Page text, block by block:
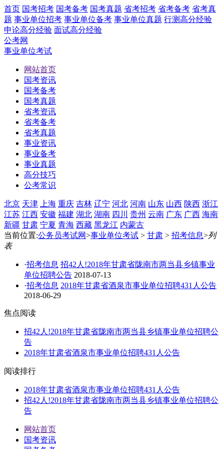
首页 国考招考 国考备考 国考真题 省考招考 省考备考 省考真
题 事业单位招考 事业单位备考 事业单位真题 行测高分经验
申论高分经验 面试高分经验
公考网
事业单位考试
网站首页
国考资讯
国考备考
国考真题
省考资讯
省考备考
省考真题
事业资讯
事业备考
事业真题
高分技巧
公考常识
北京 天津 上海 重庆 吉林 辽宁 河北 河南 山东 山西 陕西 浙江
江苏 江西 安徽 福建 湖北 湖南 四川 贵州 云南 广东 广西 海南
新疆 甘肃 宁夏 青海 西藏 黑龙江 内蒙古
当前位置:公务员考试网>事业单位考试 > 甘肃 > 招考信息>列
表
·招考信息 招42人!2018年甘肃省陇南市两当县乡镇事业
单位招聘公告 2018-07-13
·招考信息 2018年甘肃省酒泉市事业单位招聘431人公告
2018-06-29
焦点阅读
招42人!2018年甘肃省陇南市两当县乡镇事业单位招聘公
告
2018年甘肃省酒泉市事业单位招聘431人公告
阅读排行
2018年甘肃省酒泉市事业单位招聘431人公告
招42人!2018年甘肃省陇南市两当县乡镇事业单位招聘公
告
网站首页
国考资讯